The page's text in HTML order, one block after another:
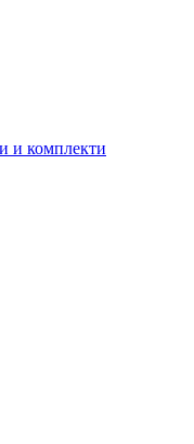
и комплекти